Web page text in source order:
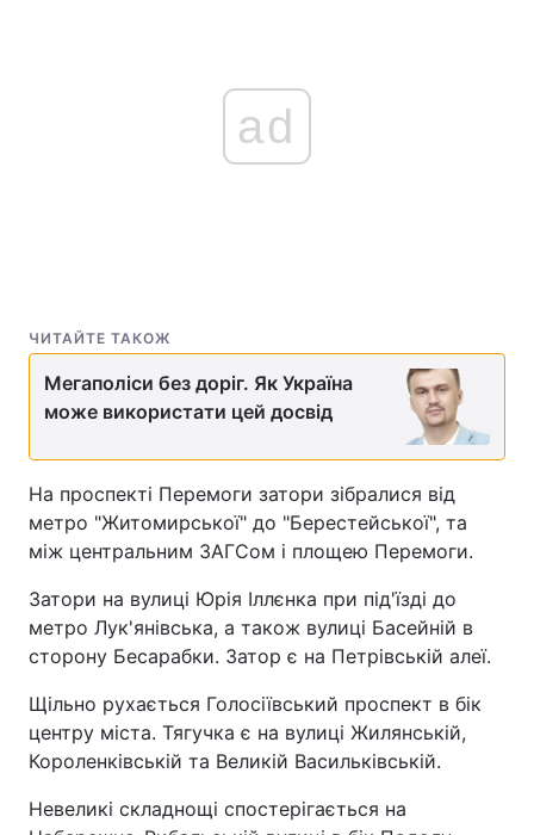
ad
ЧИТАЙТЕ ТАКОЖ
Мегаполіси без доріг. Як Україна
може використати цей досвід
На проспекті Перемоги затори зібралися від
метро "Житомирської" до "Берестейської", та
між центральним ЗАГСом і площею Перемоги.
Затори на вулиці Юрія Іллєнка при під'їзді до
метро Лук'янівська, а також вулиці Басейній в
сторону Бесарабки. Затор є на Петрівській алеї.
Щільно рухається Голосіївський проспект в бік
центру міста. Тягучка є на вулиці Жилянській,
Короленківській та Великій Васильківській.
Невеликі складнощі спостерігається на